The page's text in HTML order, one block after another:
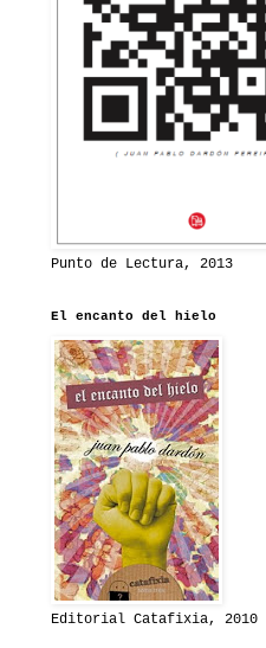
Punto de Lectura, 2013
El encanto del hielo
Editorial Catafixia, 2010